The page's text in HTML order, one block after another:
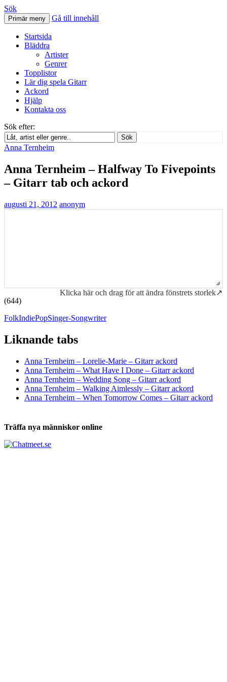
Svenskatabs.se
Sök
Primär meny Gå till innehåll
Startsida
Bläddra
Artister
Genrer
Topplistor
Lär dig spela Gitarr
Ackord
Hjälp
Kontakta oss
Sök efter:
Sök
Anna Ternheim
Anna Ternheim – Halfway To Fivepoints
– Gitarr tab och ackord
augusti 21, 2012 anonym
Klicka här och drag för att ändra fönstrets storlek↗
(644)
FolkIndiePopSinger-Songwriter
Liknande tabs
Anna Ternheim – Lorelie-Marie – Gitarr ackord
Anna Ternheim – What Have I Done – Gitarr ackord
Anna Ternheim – Wedding Song – Gitarr ackord
Anna Ternheim – Walking Aimlessly – Gitarr ackord
Anna Ternheim – When Tomorrow Comes – Gitarr ackord
Träffa nya människor online